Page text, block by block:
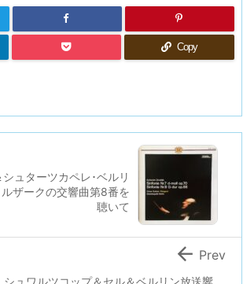
Copy
ュターツカペレ･ベルリ
ザークの交響曲第8番を
聴いて
シュワルツコップ＆セル＆ベルリン放送響
 Prev